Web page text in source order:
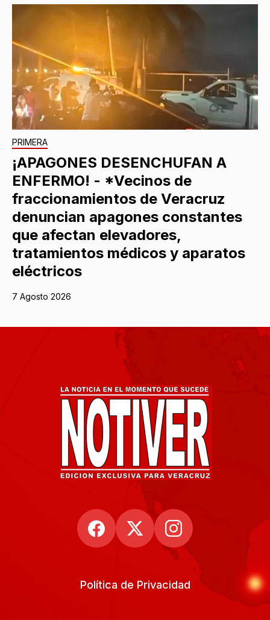
PRIMERA
¡APAGONES DESENCHUFAN A
ENFERMO! - *Vecinos de
fraccionamientos de Veracruz
denuncian apagones constantes
que afectan elevadores,
tratamientos médicos y aparatos
eléctricos
7 Agosto 2026
Política de Privacidad